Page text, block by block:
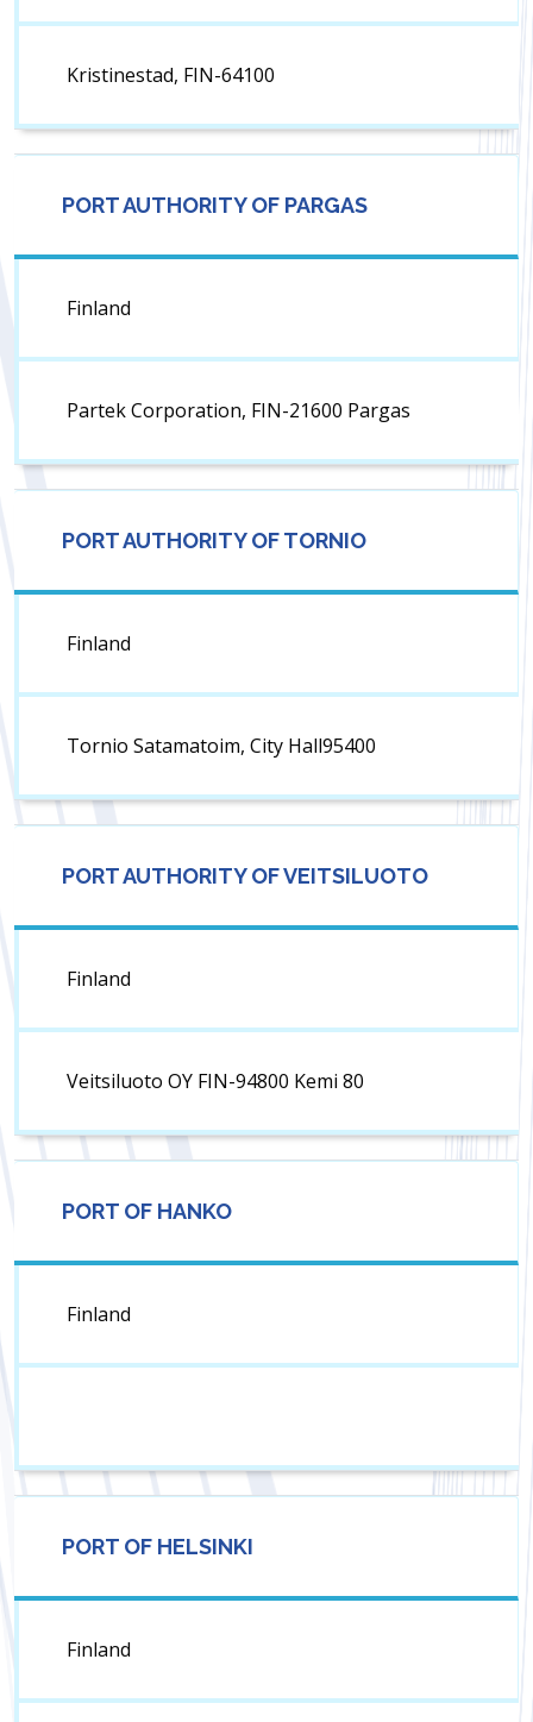
Kristinestad, FIN-64100
PORT AUTHORITY OF PARGAS
Finland
Partek Corporation, FIN-21600 Pargas
PORT AUTHORITY OF TORNIO
Finland
Tornio Satamatoim, City Hall95400
PORT AUTHORITY OF VEITSILUOTO
Finland
Veitsiluoto OY FIN-94800 Kemi 80
PORT OF HANKO
Finland
PORT OF HELSINKI
Finland